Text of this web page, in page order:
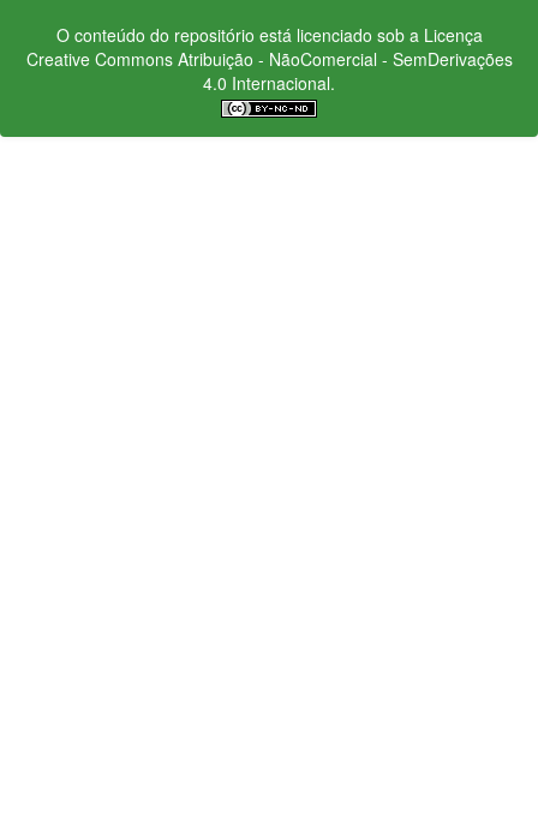
O conteúdo do repositório está licenciado sob a Licença
Creative CommonsAtribuição - NãoComercial - SemDerivações
4.0 Internacional.